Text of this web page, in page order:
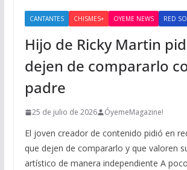
CANTANTES CHISMES+ OYEME NEWS RED
Hijo de Ricky Martin
dejen de compararlo
padre
25 de julio de 2026 ÓyemeMagazine!
El joven creador de contenido pidió en
que dejen de compararlo y que valoren
artístico de manera independiente A